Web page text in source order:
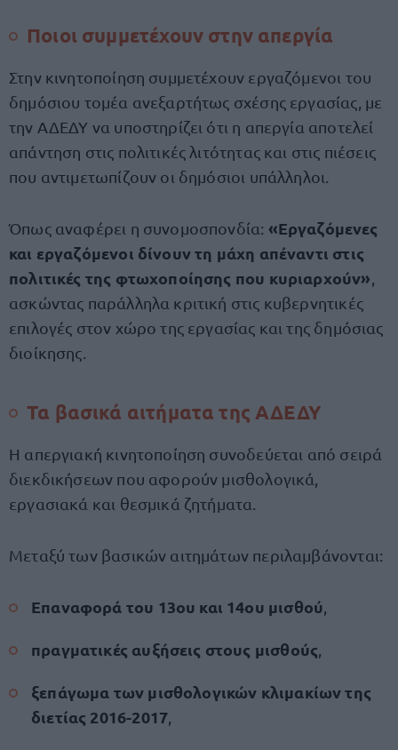
Ποιοι συμμετέχουν στην απεργία
Στην κινητοποίηση συμμετέχουν εργαζόμενοι του
δημόσιου τομέα ανεξαρτήτως σχέσης εργασίας, με
την ΑΔΕΔΥ να υποστηρίζει ότι η απεργία αποτελεί
απάντηση στις πολιτικές λιτότητας και στις πιέσεις
που αντιμετωπίζουν οι δημόσιοι υπάλληλοι.
Όπως αναφέρει η συνομοσπονδία: «Εργαζόμενες
και εργαζόμενοι δίνουν τη μάχη απέναντι στις
πολιτικές της φτωχοποίησης που κυριαρχούν»
ασκώντας παράλληλα κριτική στις κυβερνητικές
επιλογές στον χώρο της εργασίας και της δημόσιας
διοίκησης.
Τα βασικά αιτήματα της ΑΔΕΔΥ
Η απεργιακή κινητοποίηση συνοδεύεται από σειρά
διεκδικήσεων που αφορούν μισθολογικά,
εργασιακά και θεσμικά ζητήματα.
Μεταξύ των βασικών αιτημάτων περιλαμβάνονται:
Επαναφορά του 13ου και 14ου μισθού
πραγματικές αυξήσεις στους μισθούς
ξεπάγωμα των μισθολογικών κλιμακίων της
διετίας 2016-2017